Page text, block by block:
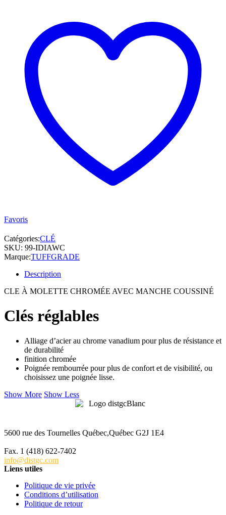
COUSSINÉ
quantité
Favoris
Catégories:CLÉ
SKU: 99-IDIAWC
Marque:TUFFGRADE
Description
CLE À MOLETTE CHROMÉE AVEC MANCHE COUSSINÉ
Clés réglables
Alliage d’acier au chrome vanadium pour plus de résistance et
de durabilité
finition chromée
Poignée rembourrée pour plus de confort et de visibilité, ou
choisissez une poignée lisse.
Show More Show Less
5600 rue des Tournelles Québec,Québec G2J 1E4
Fax. 1 (418) 622-7402
info@distgc.com
Liens utiles
Politique de vie privée
Conditions d’utilisation
Politique de retour